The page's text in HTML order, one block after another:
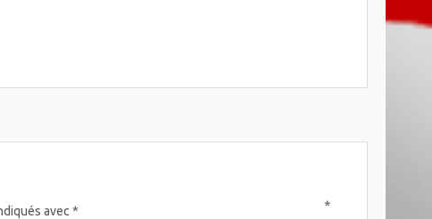
avec * *